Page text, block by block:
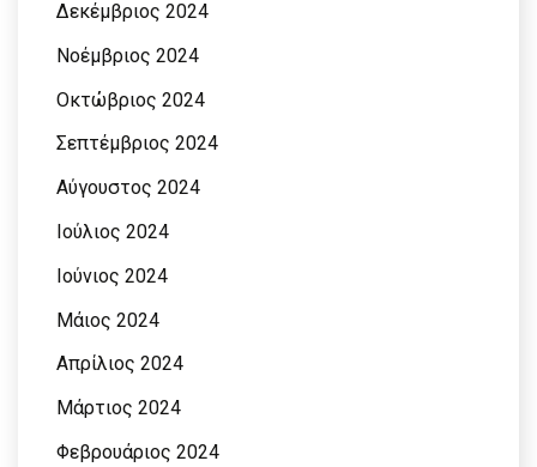
Δεκέμβριος 2024
Νοέμβριος 2024
Οκτώβριος 2024
Σεπτέμβριος 2024
Αύγουστος 2024
Ιούλιος 2024
Ιούνιος 2024
Μάιος 2024
Απρίλιος 2024
Μάρτιος 2024
Φεβρουάριος 2024